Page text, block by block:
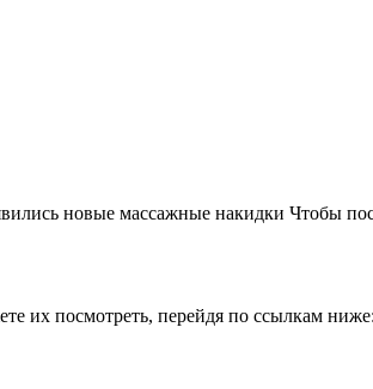
новые массажные накидки Чтобы
их посмотреть, перейдя по ссылкам